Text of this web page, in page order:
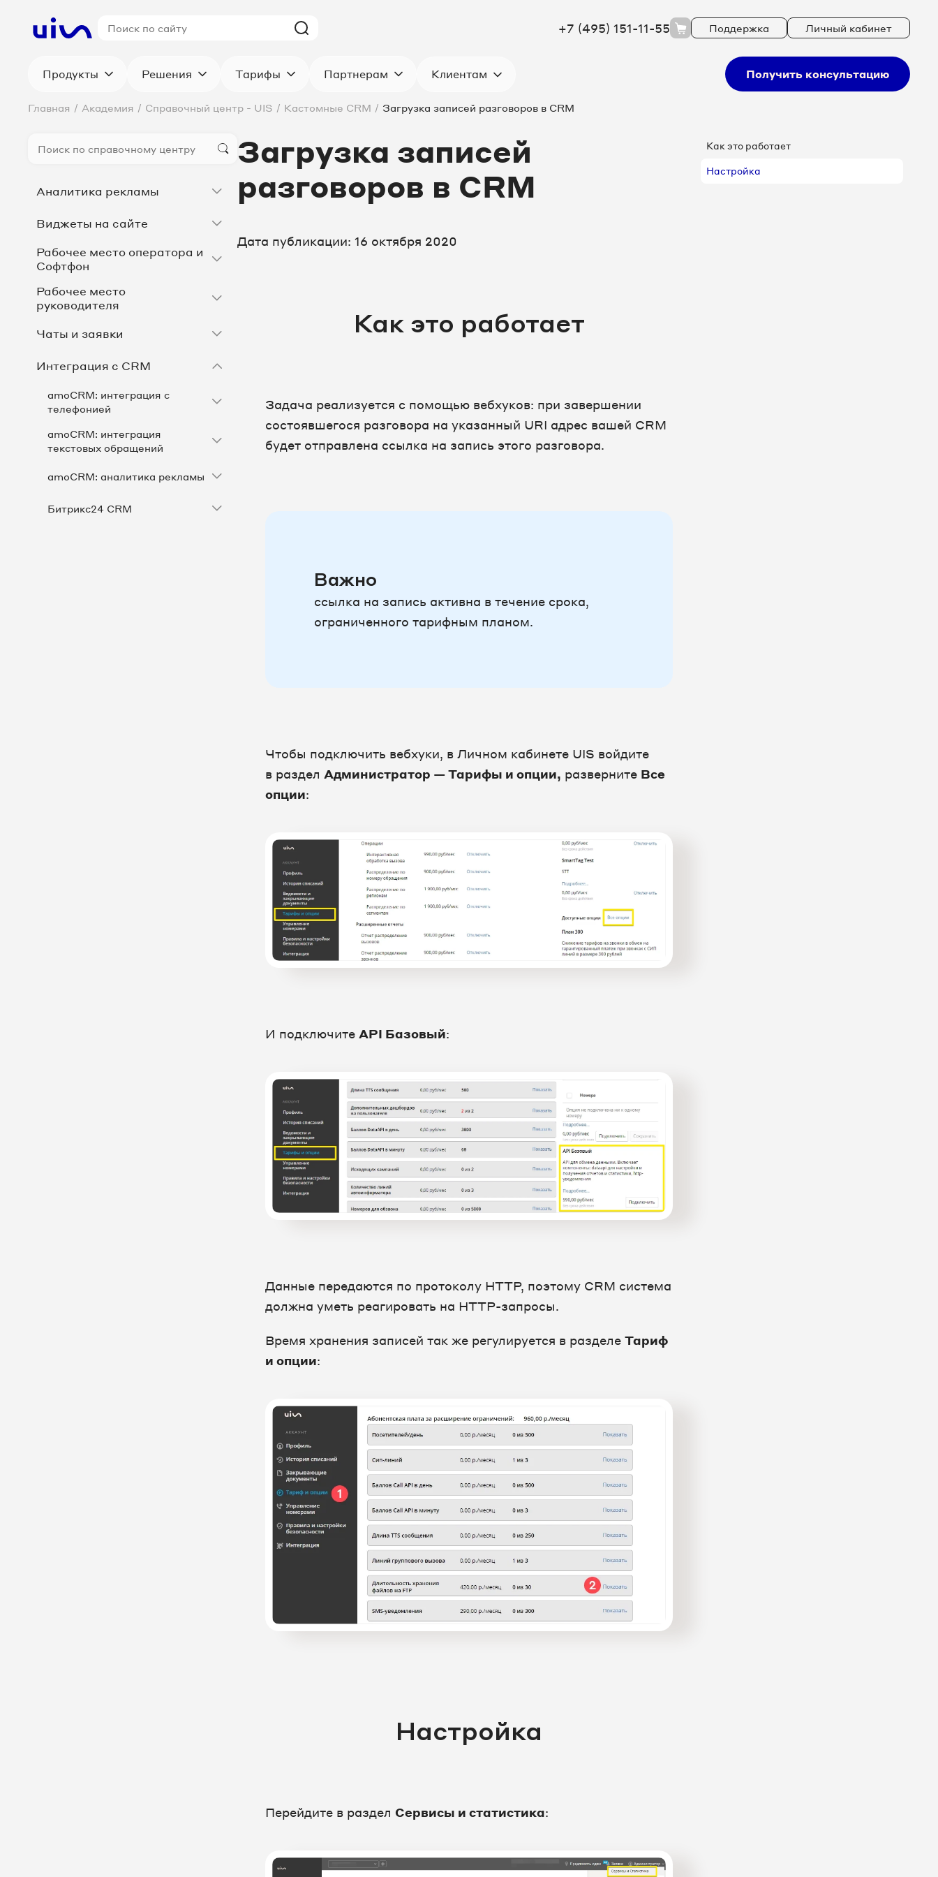
+7 (495) 151-11-55 Поддержка Личный кабинет
Продукты Решения Тарифы Партнерам Клиентам Получить консультацию
Главная / Академия / Справочный центр - UIS / Кастомные CRM / Загрузка записей разговоров в CRM
Аналитика рекламы
Виджеты на сайте
Рабочее место оператора и
Софтфон
Рабочее место
руководителя
Чаты и заявки
Интеграция с CRM
amoCRM: интеграция с
телефонией
amoCRM: интеграция
текстовых обращений
amoCRM: аналитика рекламы
Битрикс24 CRM
Загрузка записей
разговоров в CRM
Дата публикации: 16 октября 2020
Как это работает
Задача реализуется с помощью вебхуков: при завершении
состоявшегося разговора на указанный URI адрес вашей CRM
будет отправлена ссылка на запись этого разговора.
Важно
ссылка на запись активна в течение срока,
ограниченного тарифным планом.
Чтобы подключить вебхуки, в Личном кабинете UIS войдите
в раздел Администратор — Тарифы и опции, разверните Все
опции:
И подключите API Базовый:
Данные передаются по протоколу HTTP, поэтому CRM система
должна уметь реагировать на HTTP-запросы.
Время хранения записей так же регулируется в разделе Тариф
и опции:
Настройка
Перейдите в раздел Сервисы и статистика:
Как это работает
Настройка